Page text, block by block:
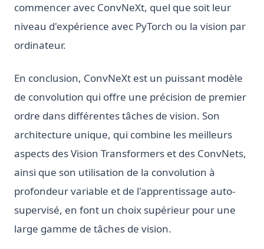
commencer avec ConvNeXt, quel que soit leur
niveau d'expérience avec PyTorch ou la vision par
ordinateur.
En conclusion, ConvNeXt est un puissant modèle
de convolution qui offre une précision de premier
ordre dans différentes tâches de vision. Son
architecture unique, qui combine les meilleurs
aspects des Vision Transformers et des ConvNets,
ainsi que son utilisation de la convolution à
profondeur variable et de l'apprentissage auto-
supervisé, en font un choix supérieur pour une
large gamme de tâches de vision.